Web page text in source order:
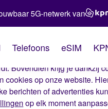
van Simyo
op onze website. Met deze
Bovendien krijg je dankzij
cookies op onze website.
berichten of advertenties
op elk moment
5G-netwerk van
Telefoons eSIM